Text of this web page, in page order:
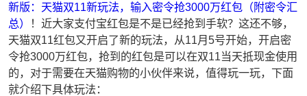
新版：天猫双11新玩法，输入密令抢3000万红包（附密令汇
总）
！近大家支付宝红包是不是已经抢到手软？这还不够，
天猫双11红包又开启了新的玩法，从11月5号开始，开启密
令抢3000万红包，抢到的红包是可以在双11当天抵现金使用
的，对于需要在天猫购物的小伙伴来说，值得玩一玩，下面
就介绍下具体玩法：